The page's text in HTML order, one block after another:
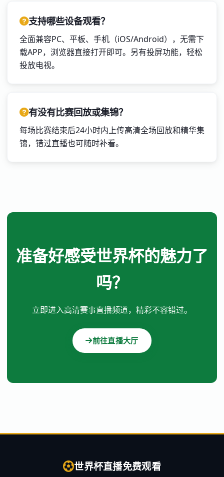
支持哪些设备观看？
全面兼容PC、平板、手机（iOS/Android），无需下
载APP，浏览器直接打开即可。另有投屏功能，轻松
投放电视。
有没有比赛回放或集锦？
每场比赛结束后24小时内上传高清全场回放和精华集
锦，错过直播也可随时补看。
准备好感受世界杯的魅力了
吗？
立即进入高清赛事直播频道，精彩不容错过。
前往直播大厅
世界杯直播免费观看